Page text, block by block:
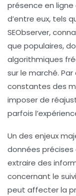
présence en
d’entre eux, tels
SEObserver,
que populaires,
algorithmiques
sur le marché.
constantes des
imposer de
parfois
Un des enjeux
données
extraire des
concernant le
peut affecter la